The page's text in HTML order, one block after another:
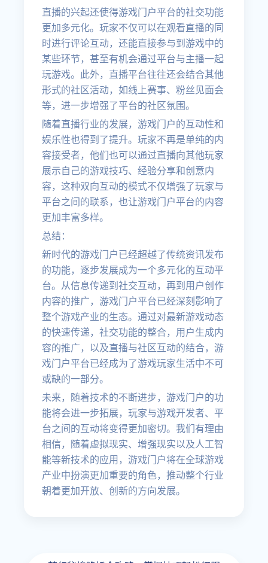
直播的兴起还使得游戏门户平台的社交功能
更加多元化。玩家不仅可以在观看直播的同
时进行评论互动，还能直接参与到游戏中的
某些环节，甚至有机会通过平台与主播一起
玩游戏。此外，直播平台往往还会结合其他
形式的社区活动，如线上赛事、粉丝见面会
等，进一步增强了平台的社区氛围。
随着直播行业的发展，游戏门户的互动性和
娱乐性也得到了提升。玩家不再是单纯的内
容接受者，他们也可以通过直播向其他玩家
展示自己的游戏技巧、经验分享和创意内
容，这种双向互动的模式不仅增强了玩家与
平台之间的联系，也让游戏门户平台的内容
更加丰富多样。
总结：
新时代的游戏门户已经超越了传统资讯发布
的功能，逐步发展成为一个多元化的互动平
台。从信息传递到社交互动，再到用户创作
内容的推广，游戏门户平台已经深刻影响了
整个游戏产业的生态。通过对最新游戏动态
的快速传递，社交功能的整合，用户生成内
容的推广，以及直播与社区互动的结合，游
戏门户平台已经成为了游戏玩家生活中不可
或缺的一部分。
未来，随着技术的不断进步，游戏门户的功
能将会进一步拓展，玩家与游戏开发者、平
台之间的互动将变得更加密切。我们有理由
相信，随着虚拟现实、增强现实以及人工智
能等新技术的应用，游戏门户将在全球游戏
产业中扮演更加重要的角色，推动整个行业
朝着更加开放、创新的方向发展。